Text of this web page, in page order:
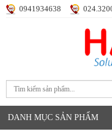
0941934638
DANH MỤC SẢN PHẨM